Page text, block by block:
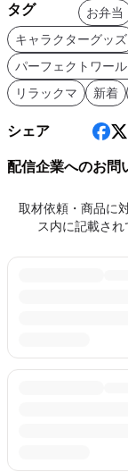
タグ お弁当
キャラクターグッズ
パーフェクトワール
リラックマ
新着
シェア
配信企業へのお問
取材依頼・商品に
ス内に記載され